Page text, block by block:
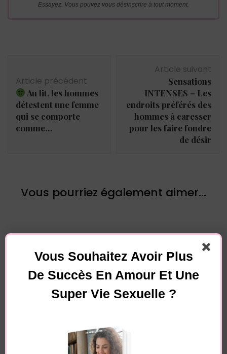
Essayez. Vous pouvez vous désinscrire à tout moment.
d'article
Article précédent
Au lit, les hommes
détestent une femme
qui se comporte
comme…
Article suivant
Sensations
INTENSES – Les
endroits préférés des
hommes à caresser
pour les faire fondre
de désir
Vous pourriez également aimer...
Laisser un commentaire
champs obligatoires sont indiqués avec
Vous Souhaitez Avoir Plus
De Succès En Amour Et Une
Super Vie Sexuelle ?